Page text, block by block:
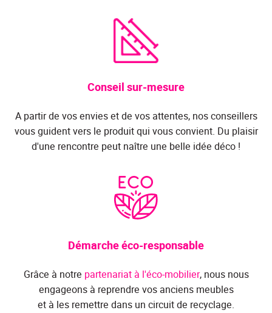
Conseil sur-mesure
A partir de vos envies et de vos attentes, nos conseillers
vous guident vers le produit qui vous convient. Du plaisir
d'une rencontre peut naître une belle idée déco !
Démarche éco-responsable
Grâce à notre partenariat à l'éco-mobilier, nous nous
engageons à reprendre vos anciens meubles
et à les remettre dans un circuit de recyclage.